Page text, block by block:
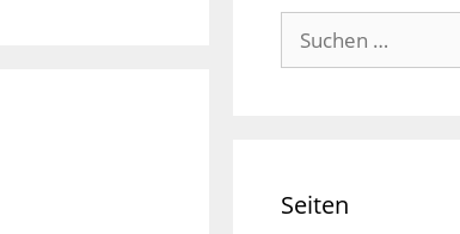
Suchen
nach:
Seiten